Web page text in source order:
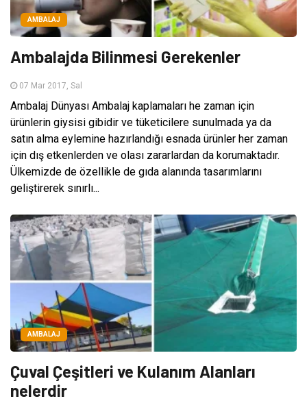
AMBALAJ
Ambalajda Bilinmesi Gerekenler
07 Mar 2017, Sal
Ambalaj Dünyası Ambalaj kaplamaları he zaman için
ürünlerin giysisi gibidir ve tüketicilere sunulmada ya da
satın alma eylemine hazırlandığı esnada ürünler her zaman
için dış etkenlerden ve olası zararlardan da korumaktadır.
Ülkemizde de özellikle de gıda alanında tasarımlarını
geliştirerek sınırlı...
AMBALAJ
Çuval Çeşitleri ve Kulanım Alanları
nelerdir